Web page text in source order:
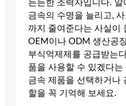
든든한 조력자입니다. 알
금속의 수명을 늘리고,
까지 줄여준다는 사실이
OEM이나 ODM 생산공
부식억제제를 공급받는
품을 사용할 수 있겠다
금속 제품을 선택하거나
할을 꼭 기억해 보세요.